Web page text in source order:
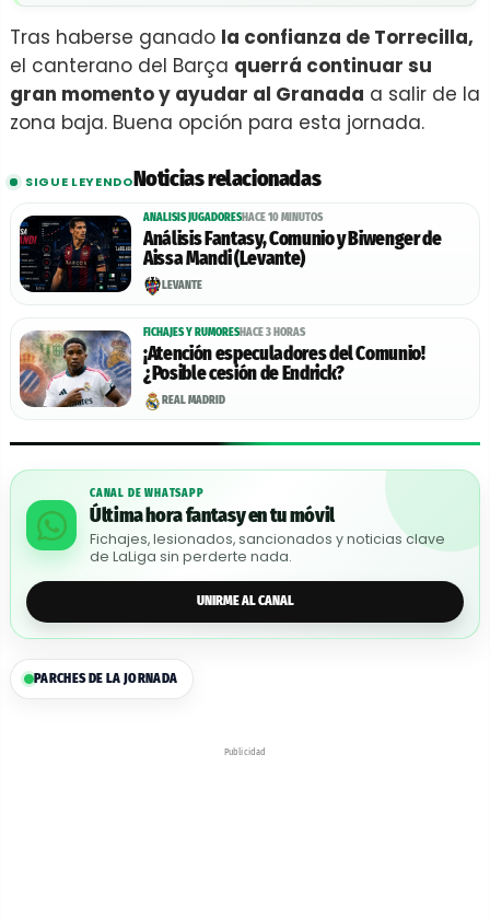
Tras haberse ganado la confianza de Torrecilla,
el canterano del Barça querrá continuar su
gran momento y ayudar al Granada a salir de la
zona baja. Buena opción para esta jornada.
SIGUE LEYENDONoticias relacionadas
ANALISIS JUGADORESHACE 10 MINUTOS
Análisis Fantasy, Comunio y Biwenger de
Aissa Mandi (Levante)
LEVANTE
FICHAJES Y RUMORESHACE 3 HORAS
¡Atención especuladores del Comunio!
¿Posible cesión de Endrick?
REAL MADRID
CANAL DE WHATSAPP
Última hora fantasy en tu móvil
Fichajes, lesionados, sancionados y noticias clave
de LaLiga sin perderte nada.
UNIRME AL CANAL
PARCHES DE LA JORNADA
Publicidad